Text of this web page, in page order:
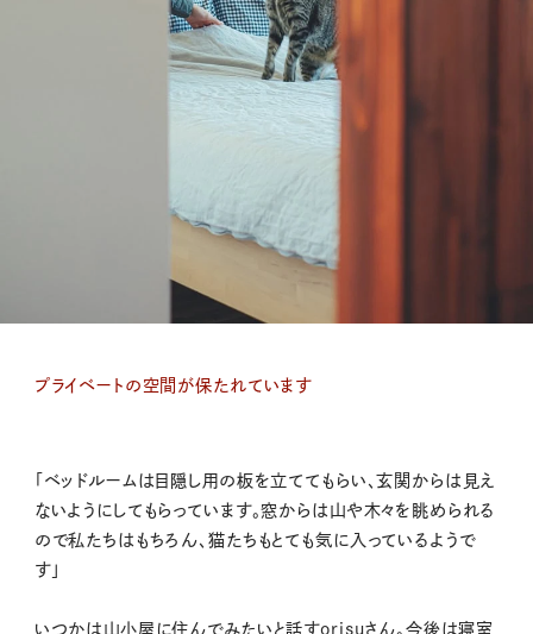
プライベートの空間が保たれています
「ベッドルームは目隠し用の板を立ててもらい、玄関からは見え
ないようにしてもらっています。窓からは山や木々を眺められる
ので私たちはもちろん、猫たちもとても気に入っているようで
す」
いつかは山小屋に住んでみたいと話すorisuさん。今後は寝室